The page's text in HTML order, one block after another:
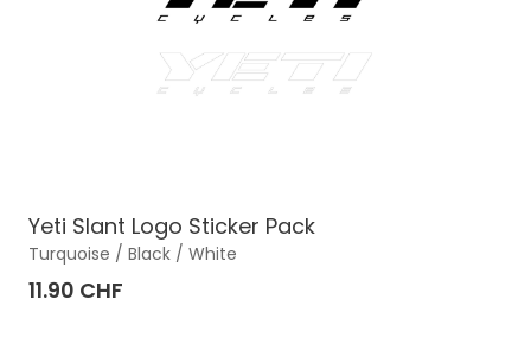
Yeti Slant Logo Sticker Pack
Turquoise / Black / White
11.90 CHF